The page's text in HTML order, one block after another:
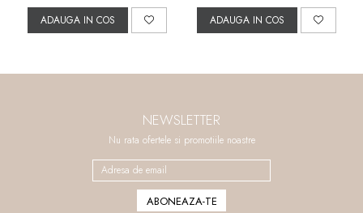
ADAUGA IN COS ADAUGA IN COS
NEWSLETTER
Nu rata ofertele si promotiile noastre